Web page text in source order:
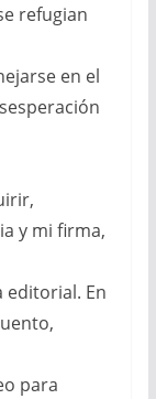
refugian
en el
y mi firma,
editorial. En
para